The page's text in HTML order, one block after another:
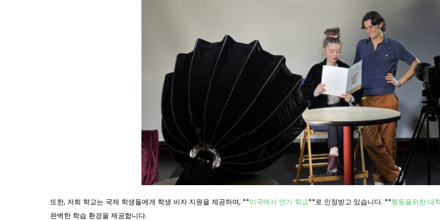
또한, 저희 학교는 국제 학생들에게 학생 비자 지원을 제공하며, **미국에서 연기 학교**로 인정받고 있습니다. **행동을위한 대
완벽한 학습 환경을 제공합니다.